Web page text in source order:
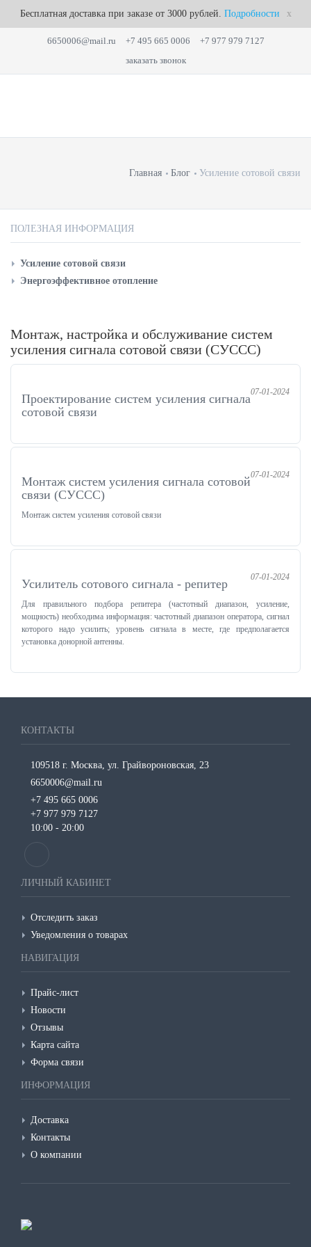
Бесплатная доставка при заказе от 3000 рублей. Подробности x
6650006@mail.ru +7 495 665 0006
+7 977 979 7127
заказать звонок
Главная Блог Усиление сотовой связи
ПОЛЕЗНАЯ ИНФОРМАЦИЯ
Усиление сотовой связи
Энергоэффективное отопление
Монтаж, настройка и обслуживание систем
усиления сигнала сотовой связи (СУССС)
07-01-2024
Проектирование систем усиления сигнала
сотовой связи
07-01-2024
Монтаж систем усиления сигнала сотовой
связи (СУССС)
Монтаж систем усиления сотовой связи
07-01-2024
Усилитель сотового сигнала - репитер
Для правильного подбора репитера (частотный диапазон, усиление,
мощность) необходима информация: частотный диапазон оператора, сигнал
которого надо усилить; уровень сигнала в месте, где предполагается
установка донорной антенны.
КОНТАКТЫ
109518 г. Москва, ул. Грайвороновская, 23
6650006@mail.ru
+7 495 665 0006
+7 977 979 7127
10:00 - 20:00
ЛИЧНЫЙ КАБИНЕТ
Отследить заказ
Уведомления о товарах
НАВИГАЦИЯ
Прайс-лист
Новости
Отзывы
Карта сайта
Форма связи
ИНФОРМАЦИЯ
Доставка
Контакты
О компании